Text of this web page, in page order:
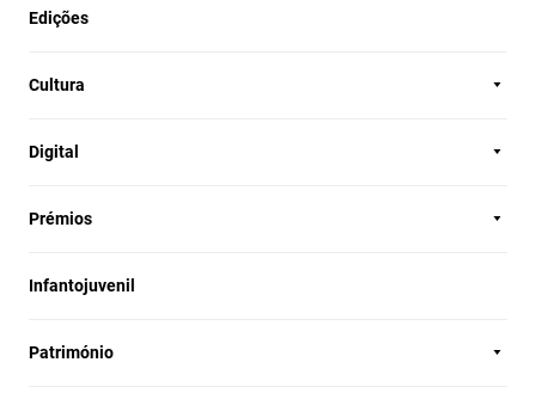
Edições
Cultura
Digital
Prémios
Infantojuvenil
Património